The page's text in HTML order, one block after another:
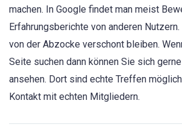
machen. In Google findet man meist
Erfahrungsberichte von anderen
von der Abzocke verschont bleiben.
Seite suchen dann können Sie sich
ansehen. Dort sind echte Treffen
Kontakt mit echten Mitgliedern.